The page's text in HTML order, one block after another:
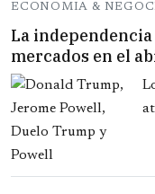
ECONOMIA &
La independencia
mercados en el